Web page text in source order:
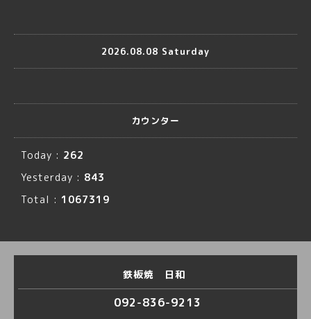
2026.08.08 Saturday
カウンター
Today : 262
Yesterday : 843
Total : 1067319
鉄板焼 日和
092-836-9213